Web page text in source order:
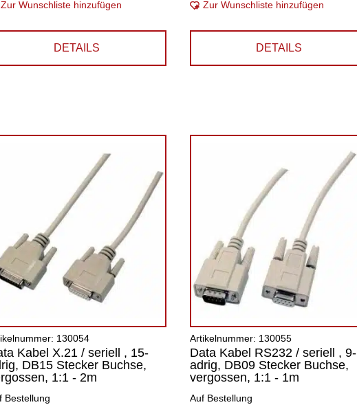
Zur Wunschliste hinzufügen
DETAILS
Zur Wunschliste hinzufügen
DETAILS
130054
Kabel X.21 / seriell , 15-
DB15 Stecker Buchse,
1:1 - 2m
Bestellung
Artikelnummer: 130055
Data Kabel RS232 / seriell , 9-
adrig, DB09 Stecker Buchse,
vergossen, 1:1 - 1m
Auf Bestellung